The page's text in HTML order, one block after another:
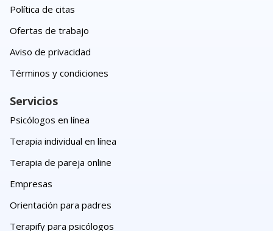
Política de citas
Ofertas de trabajo
Aviso de privacidad
Términos y condiciones
Servicios
Psicólogos en línea
Terapia individual en línea
Terapia de pareja online
Empresas
Orientación para padres
Terapify para psicólogos